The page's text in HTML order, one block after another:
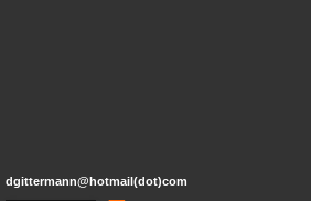
dgittermann@hotmail(dot)com